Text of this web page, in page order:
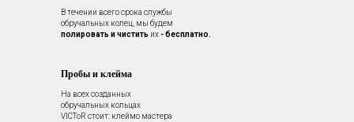
В течении всего срока службы
обручальных колец, мы будем
полировать и чистить их - бесплатно.
Пробы и клейма
На всех созданных
обручальных кольцах
VICToR стоит: клеймо мастера